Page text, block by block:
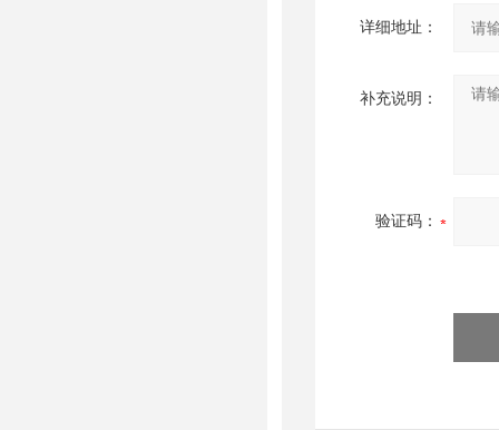
详细地址：
补充说明：
验证码：